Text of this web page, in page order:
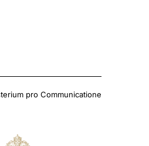
pro Communicatione